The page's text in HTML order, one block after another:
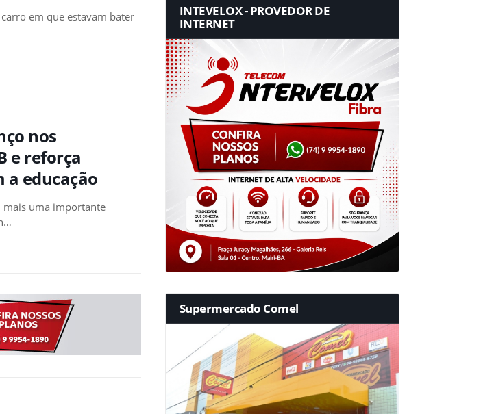
em que estavam bater
nos
e reforça
a educação
mais uma importante
INTEVELOX - PROVEDOR DE
INTERNET
Supermercado Comel